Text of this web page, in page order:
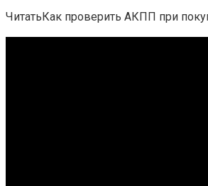
ЧитатьКак проверить АКПП при